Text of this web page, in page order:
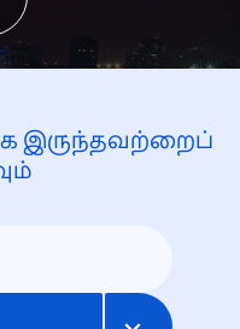
இருந்தவற்றைப்